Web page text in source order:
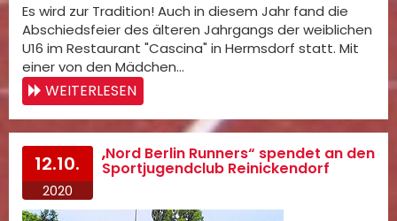
Es wird zur Tradition! Auch in diesem Jahr fand die
Abschiedsfeier des älteren Jahrgangs der weiblichen
U16 im Restaurant "Cascina" in Hermsdorf statt. Mit
einer von den Mädchen…
WEITERLESEN
12.10.
2020
„Nord Berlin Runners“ spendet an den
Sportjugendclub Reinickendorf